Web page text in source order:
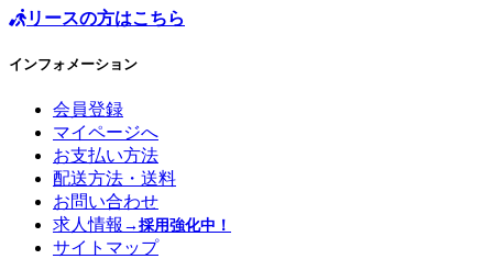
リースの方はこちら
インフォメーション
会員登録
マイページへ
お支払い方法
配送方法・送料
お問い合わせ
求人情報 →採用強化中！
サイトマップ